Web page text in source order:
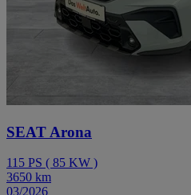
SEAT Arona
115 PS ( 85 KW )
3650 km
03/2026